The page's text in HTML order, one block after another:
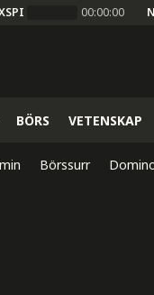
00:00:00
BÖRS VETENSKAP
Börssurr